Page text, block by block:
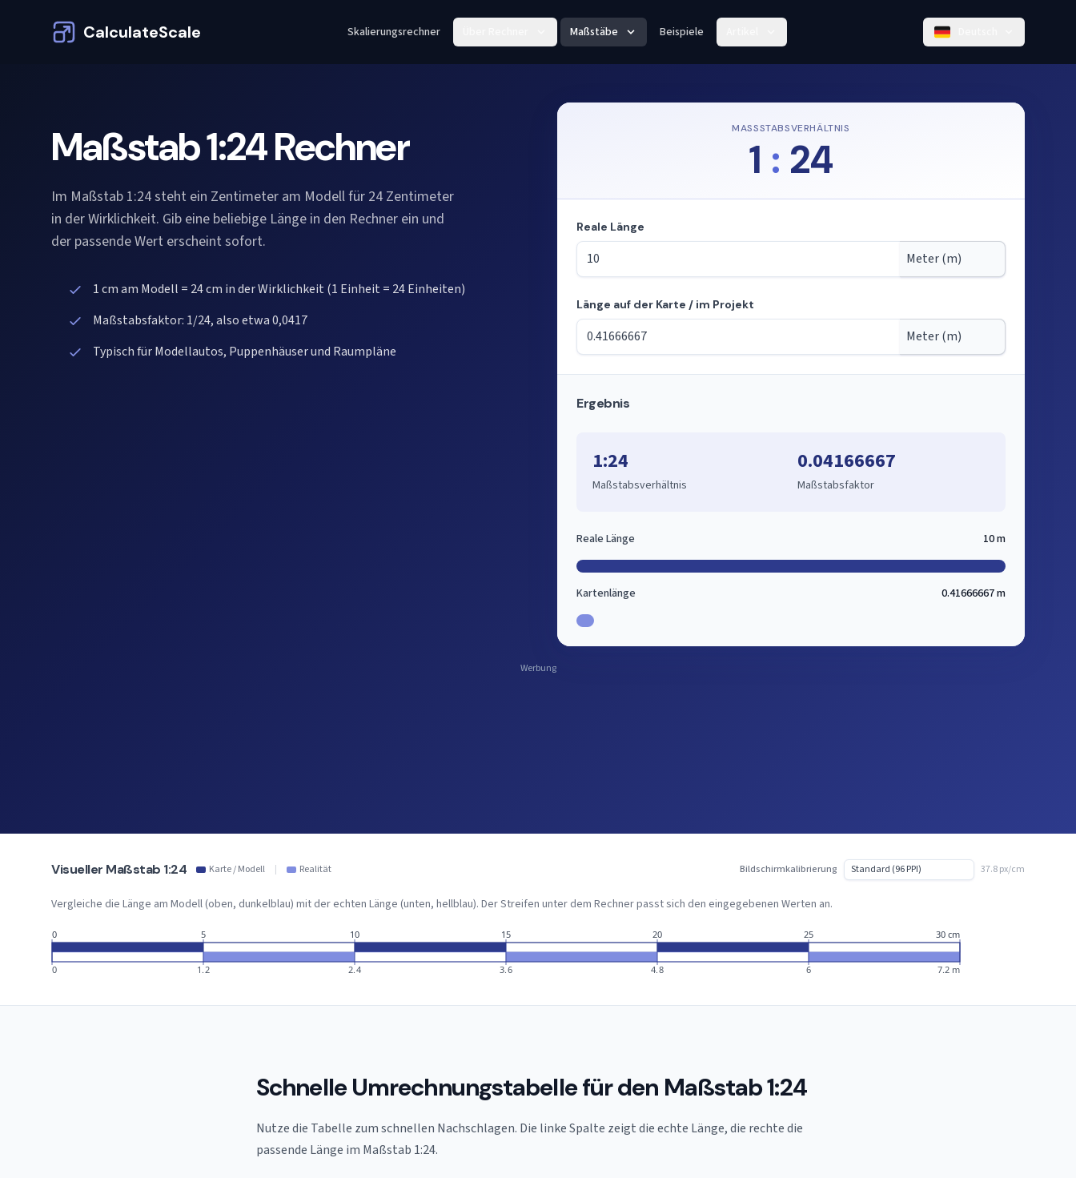
CalculateScale Skalierungsrechner Maßstäbe Beispiele
Maßstab 1:24 Rechner
Im Maßstab 1:24 steht ein Zentimeter am Modell für 24 Zentimeter
in der Wirklichkeit. Gib eine beliebige Länge in den Rechner ein und
der passende Wert erscheint sofort.
1 cm am Modell = 24 cm in der Wirklichkeit (1 Einheit = 24 Einheiten)
Maßstabsfaktor: 1/24, also etwa 0,0417
Typisch für Modellautos, Puppenhäuser und Raumpläne
MASSSTABSVERHÄLTNIS
1 : 24
Modus: Längen aus dem Maßstab berechnen
Reale Länge
Länge auf der Karte / im Projekt
Ergebnis
1:24
Maßstabsverhältnis
0.04166667
Maßstabsfaktor
Reale Länge 10 m
Kartenlänge 0.41666667 m
Werbung
Visueller Maßstab 1:24 Karte / Modell | Realität Bildschirmkalibrierung 37.8 px/cm
Vergleiche die Länge am Modell (oben, dunkelblau) mit der echten Länge (unten, hellblau). Der Streifen unter dem Rechner passt sich den eingegebenen Werten an.
0
0
5
1.2
10
2.4
15
3.6
20
4.8
25
6
30 cm
7.2 m
Schnelle Umrechnungstabelle für den Maßstab 1:24
Nutze die Tabelle zum schnellen Nachschlagen. Die linke Spalte zeigt die echte Länge, die rechte die
passende Länge im Maßstab 1:24.